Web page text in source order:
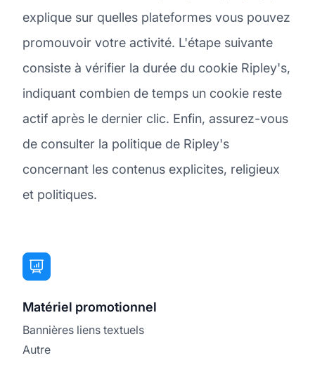
explique sur quelles plateformes vous pouvez
promouvoir votre activité. L'étape suivante
consiste à vérifier la durée du cookie Ripley's,
indiquant combien de temps un cookie reste
actif après le dernier clic. Enfin, assurez-vous
de consulter la politique de Ripley's
concernant les contenus explicites, religieux
et politiques.
Matériel promotionnel
Bannières liens textuels
Autre